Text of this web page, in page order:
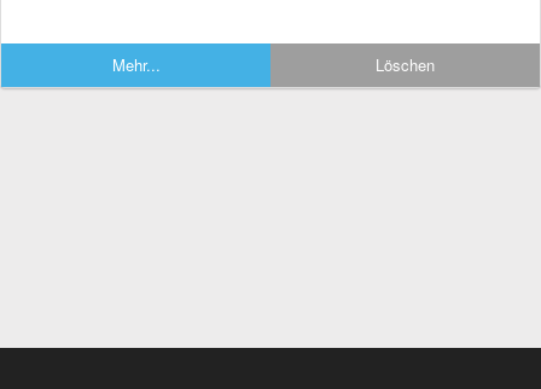
Mehr... Löschen